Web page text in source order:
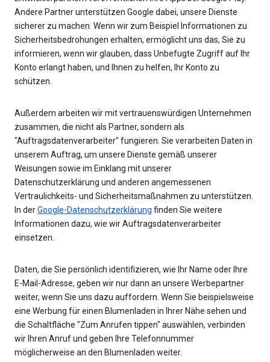
Andere Partner unterstützen Google dabei, unsere Dienste
sicherer zu machen. Wenn wir zum Beispiel Informationen zu
Sicherheitsbedrohungen erhalten, ermöglicht uns das, Sie zu
informieren, wenn wir glauben, dass Unbefugte Zugriff auf Ihr
Konto erlangt haben, und Ihnen zu helfen, Ihr Konto zu
schützen.
Außerdem arbeiten wir mit vertrauenswürdigen Unternehmen
zusammen, die nicht als Partner, sondern als
"Auftragsdatenverarbeiter" fungieren. Sie verarbeiten Daten in
unserem Auftrag, um unsere Dienste gemäß unserer
Weisungen sowie im Einklang mit unserer
Datenschutzerklärung und anderen angemessenen
Vertraulichkeits- und Sicherheitsmaßnahmen zu unterstützen.
In derGoogle-Datenschutzerklärung finden Sie weitere
Informationen dazu, wie wir Auftragsdatenverarbeiter
einsetzen.
Daten, die Sie persönlich identifizieren, wie Ihr Name oder Ihre
E-Mail-Adresse, geben wir nur dann an unsere Werbepartner
weiter, wenn Sie uns dazu auffordern. Wenn Sie beispielsweise
eine Werbung für einen Blumenladen in Ihrer Nähe sehen und
die Schaltfläche "Zum Anrufen tippen" auswählen, verbinden
wir Ihren Anruf und geben Ihre Telefonnummer
möglicherweise an den Blumenladen weiter.